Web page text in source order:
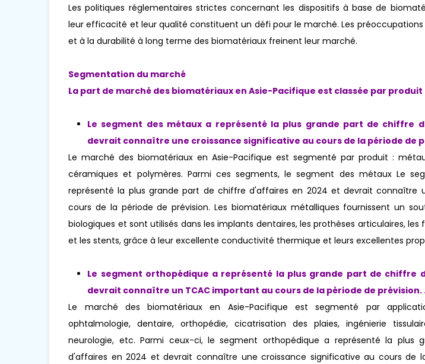
Les politiques réglementaires strictes concernant les dispositifs à base de
leur efficacité et leur qualité constituent un défi pour le marché. Les
et à la durabilité à long terme des biomatériaux freinent leur marché.
Segmentation du marché
La part de marché des biomatériaux en Asie-Pacifique est classée par
Le segment des métaux a représenté la plus grande part de chiffre
devrait connaître une croissance significative au cours de la période de
Le marché des biomatériaux en Asie-Pacifique est segmenté par produit :
céramiques et polymères. Parmi ces segments, le segment des métaux Le
représenté la plus grande part de chiffre d'affaires en 2024 et devrait connaître
cours de la période de prévision. Les biomatériaux métalliques fournissent un
biologiques et sont utilisés dans les implants dentaires, les prothèses articulaires, les
et les stents, grâce à leur excellente conductivité thermique et leurs excellentes
Le segment orthopédique a représenté la plus grande part de chiffre
devrait connaître un TCAC important au cours de la période de prévision.
Le marché des biomatériaux en Asie-Pacifique est segmenté par
ophtalmologie, dentaire, orthopédie, cicatrisation des plaies, ingénierie
neurologie, etc. Parmi ceux-ci, le segment orthopédique a représenté la plus
d'affaires en 2024 et devrait connaître une croissance significative au cours de